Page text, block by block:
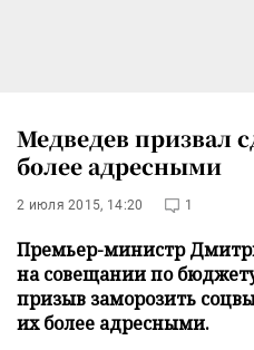
Медведев призвал
более адресными
2 июля 2015, 14:20 1
Премьер-министр
на совещании по
призыв заморозить
их более адресными.